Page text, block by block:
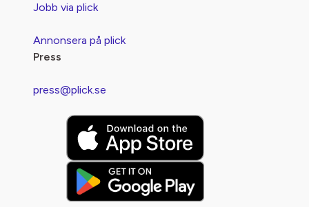
Jobb via plick
Annonsera på plick
Press
press@plick.se